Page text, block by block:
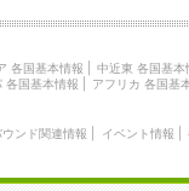
各国基本情報
中近東 各国基本
各国基本情報 アフリカ 各国基
ウンド関連情報 イベント情報